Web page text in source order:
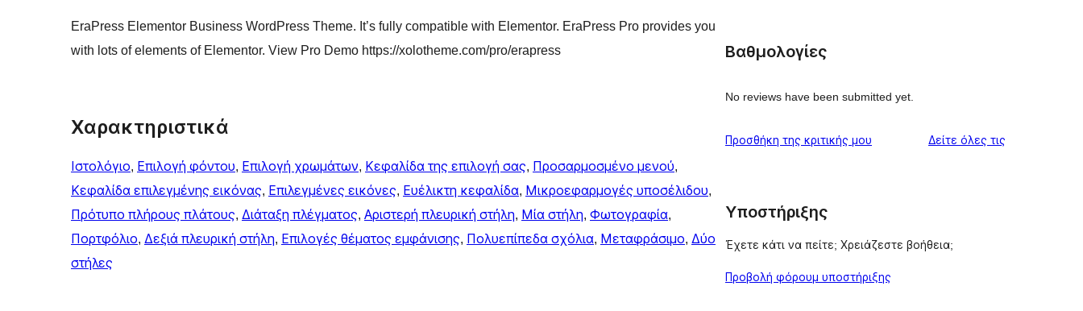
EraPress Elementor Business WordPress Theme. It’s fully compatible with Elementor. EraPress Pro provides you
with lots of elements of Elementor. View Pro Demo https://xolotheme.com/pro/erapress
Χαρακτηριστικά
Ιστολόγιο, Επιλογή φόντου, Επιλογή χρωμάτων, Κεφαλίδα της επιλογή σας, Προσαρμοσμένο μενού
Κεφαλίδα επιλεγμένης εικόνας, Επιλεγμένες εικόνες, Ευέλικτη κεφαλίδα, Μικροεφαρμογές υποσέλιδου
Πρότυπο πλήρους πλάτους, Διάταξη πλέγματος, Αριστερή πλευρική στήλη, Μία στήλη, Φωτογραφία
Πορτφόλιο, Δεξιά πλευρική στήλη, Επιλογές θέματος εμφάνισης, Πολυεπίπεδα σχόλια, Μεταφράσιμο, Δύο
στήλες
Βαθμολογίες
No reviews have been submitted yet.
Προσθήκη της κριτικής μου Δείτε όλες τις
Υποστήριξης
Έχετε κάτι να πείτε; Χρειάζεστε βοήθεια;
Προβολή φόρουμ υποστήριξης